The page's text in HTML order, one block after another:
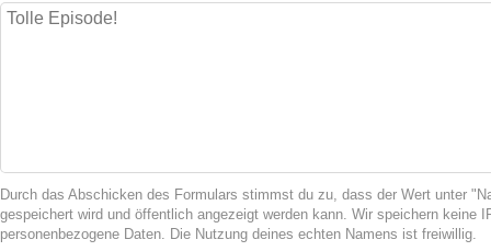
Durch das Abschicken des Formulars stimmst du zu, dass der Wert unter
gespeichert wird und öffentlich angezeigt werden kann. Wir speichern keine
personenbezogene Daten. Die Nutzung deines echten Namens ist freiwillig.